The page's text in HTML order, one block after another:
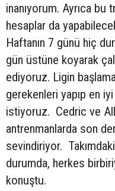
inanıyorum. Ayrıca bu
hesaplar da
Haftanın 7 günü hiç
gün üstüne koyarak
ediyoruz. Ligin
gerekenleri yapıp en
istiyoruz. Cedric ve
antrenmanlarda son
sevindiriyor.
durumda, herkes
konuştu.